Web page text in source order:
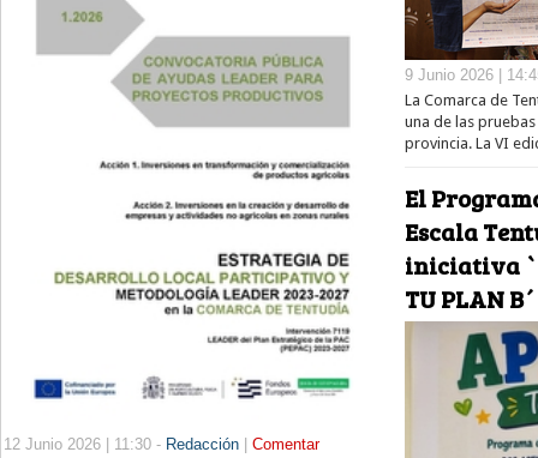
12 Junio 2026 | 11:30 - Redacción | Comentar
9 Junio 2026 |
La Comarca de
una de las
provincia. La VI
El
Escala
iniciativa
TU PLAN B´